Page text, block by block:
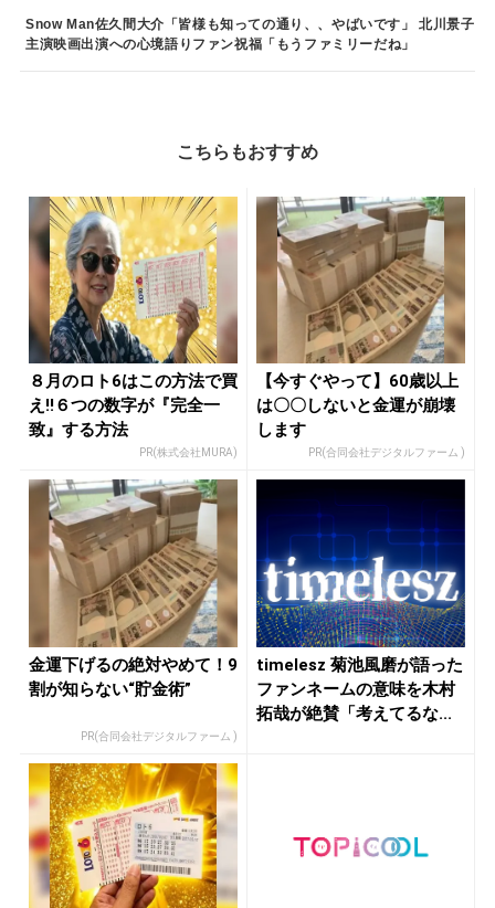
Snow Man佐久間大介「皆様も知っての通り、、やばいです」 北川景子
主演映画出演への心境語りファン祝福「もうファミリーだね」
こちらもおすすめ
８月のロト6はこの方法で買
え!!６つの数字が『完全一
致』する方法
PR(株式会社MURA)
【今すぐやって】60歳以上
は〇〇しないと金運が崩壊
します
PR(合同会社デジタルファーム )
金運下げるの絶対やめて！9
割が知らない“貯金術”
PR(合同会社デジタルファーム )
timelesz 菊池風磨が語った
ファンネームの意味を木村
拓哉が絶賛「考えてるな...